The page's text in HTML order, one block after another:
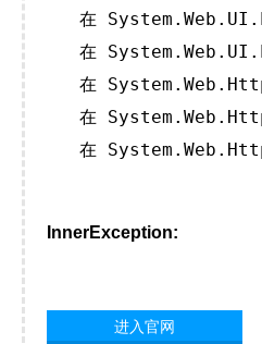
在
在
在
在
在
InnerException:
进入官网